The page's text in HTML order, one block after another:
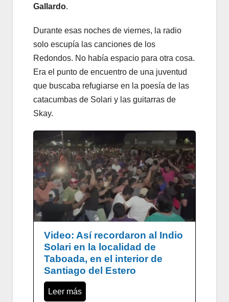
Gallardo.
Durante esas noches de viernes, la radio
solo escupía las canciones de los
Redondos. No había espacio para otra cosa.
Era el punto de encuentro de una juventud
que buscaba refugiarse en la poesía de las
catacumbas de Solari y las guitarras de
Skay.
Video: Así recordaron al Indio
Solari en la localidad de
Taboada, en el interior de
Santiago del Estero
Leer más